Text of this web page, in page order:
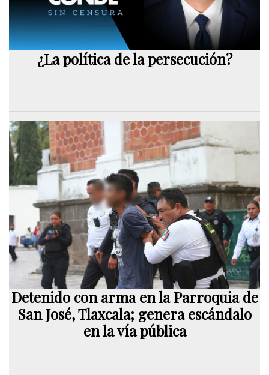
¿La política de la persecución?
Detenido con arma en la Parroquia de
San José, Tlaxcala; genera escándalo
en la vía pública